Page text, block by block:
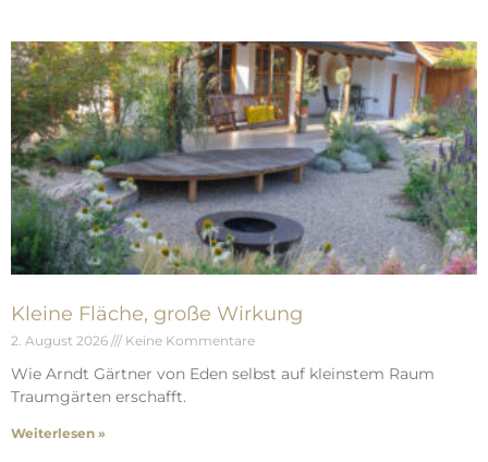
Kleine Fläche, große Wirkung
2. August 2026 Keine Kommentare
Wie Arndt Gärtner von Eden selbst auf kleinstem Raum
Traumgärten erschafft.
Weiterlesen »